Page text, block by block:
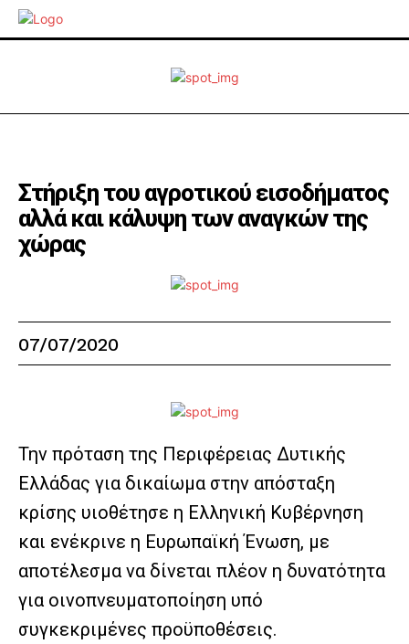
Στήριξη του αγροτικού εισοδήματος
αλλά και κάλυψη των αναγκών της
χώρας
07/07/2020
Την πρόταση της Περιφέρειας Δυτικής
Ελλάδας για δικαίωμα στην απόσταξη
κρίσης υιοθέτησε η Ελληνική Κυβέρνηση
και ενέκρινε η Ευρωπαϊκή Ένωση, με
αποτέλεσμα να δίνεται πλέον η δυνατότητα
για οινοπνευματοποίηση υπό
συγκεκριμένες προϋποθέσεις.